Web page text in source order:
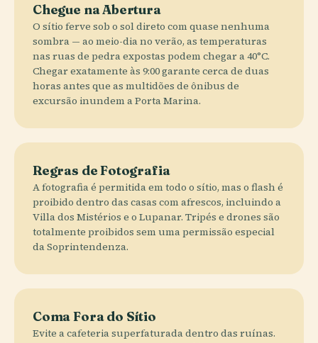
Chegue na Abertura
O sítio ferve sob o sol direto com quase nenhuma
sombra — ao meio-dia no verão, as temperaturas
nas ruas de pedra expostas podem chegar a 40°C.
Chegar exatamente às 9:00 garante cerca de duas
horas antes que as multidões de ônibus de
excursão inundem a Porta Marina.
Regras de Fotografia
A fotografia é permitida em todo o sítio, mas o flash é
proibido dentro das casas com afrescos, incluindo a
Villa dos Mistérios e o Lupanar. Tripés e drones são
totalmente proibidos sem uma permissão especial
da Soprintendenza.
Coma Fora do Sítio
Evite a cafeteria superfaturada dentro das ruínas.